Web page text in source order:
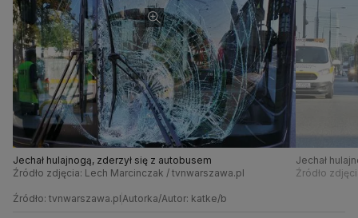
Jechał hulajnogą, zderzył się z autobusem
Źródło zdjęcia: Lech Marcinczak / tvnwarszawa.pl
Jechał
Źródło
Źródło: tvnwarszawa.pl Autorka/Autor: katke/b